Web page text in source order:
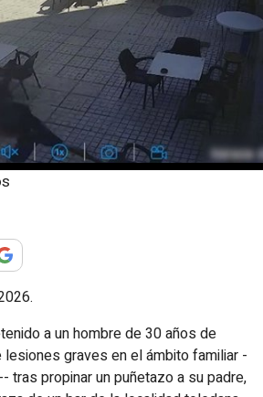
a un hombre de 30 años de
graves en el ámbito familiar -
tras propinar un puñetazo a su padre,